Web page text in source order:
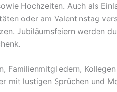
Hochzeiten. Auch als
oder am Valentinstag
Jubiläumsfeiern werden
Familienmitgliedern,
mit lustigen Sprüchen und